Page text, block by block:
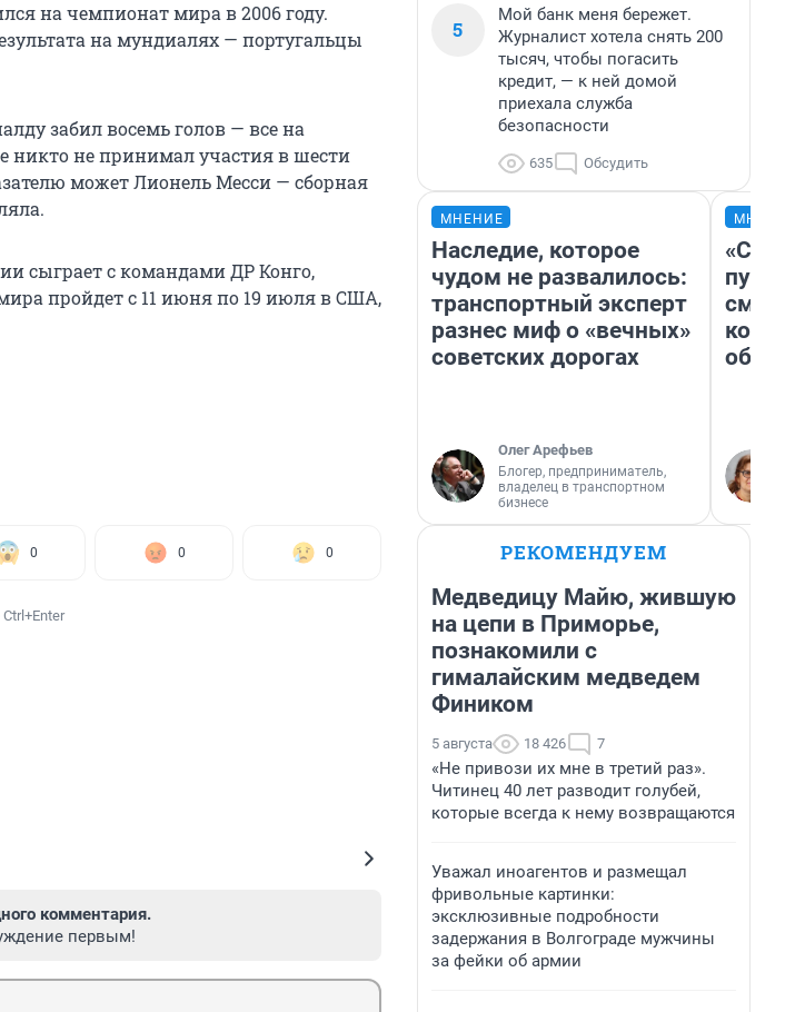
на чемпионат мира в 2006 году.
на мундиалях — португальцы
забил восемь голов — все на
никто не принимал участия в шести
может Лионель Месси — сборная
сыграет с командами ДР Конго,
пройдет c 11 июня по 19 июля в США,
0 0 0
комментария.
первым!
5
Мой банк меня бережет.
Журналист хотела снять 200
тысяч, чтобы погасить
кредит, — к ней домой
приехала служба
безопасности
635 Обсудить
МНЕНИЕ
Наследие, которое
чудом не развалилось:
транспортный эксперт
разнес миф о «вечных»
советских дорогах
Олег Арефьев
Блогер, предприниматель,
владелец в транспортном
бизнесе
РЕКОМЕНДУЕМ
Медведицу Майю, жившую
на цепи в Приморье,
познакомили с
гималайским медведем
Фиником
5 августа 18 426 7
«Не привози их мне в третий раз».
Читинец 40 лет разводит голубей,
которые всегда к нему возвращаются
Уважал иноагентов и размещал
фривольные картинки:
эксклюзивные подробности
задержания в Волгограде мужчины
за фейки об армии